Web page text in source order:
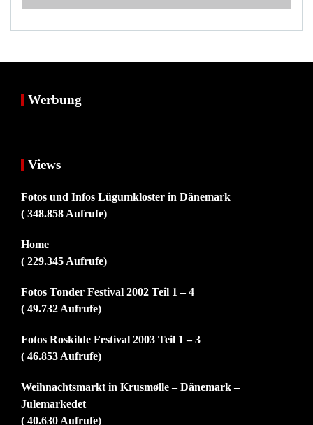
Werbung
Views
Fotos und Infos Lügumkloster in Dänemark
( 348.858 Aufrufe)
Home
( 229.345 Aufrufe)
Fotos Tonder Festival 2002 Teil 1 – 4
( 49.732 Aufrufe)
Fotos Roskilde Festival 2003 Teil 1 – 3
( 46.853 Aufrufe)
Weihnachtsmarkt in Krusmølle – Dänemark –
Julemarkedet
( 40.630 Aufrufe)